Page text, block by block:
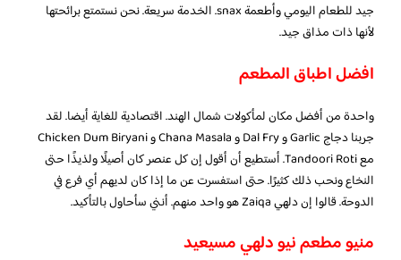
جيد للطعام اليومي وأطعمة snax. الخدمة سريعة. نحن نستمتع برائحتها
لأنها ذات مذاق جيد.
افضل اطباق المطعم
واحدة من أفضل مكان لمأكولات شمال الهند. اقتصادية للغاية أيضا. لقد
جربنا دجاج Garlic و Dal Fry و Chana Masala و Chicken Dum Biryani
مع Tandoori Roti. أستطيع أن أقول إن كل عنصر كان أصيلًا ولذيذًا حتى
النخاع ونحب ذلك كثيرًا. حتى استفسرت عن ما إذا كان لديهم أي فرع في
الدوحة. قالوا إن دلهي Zaiqa هو واحد منهم. أنني سأحاول بالتأكيد.
منيو مطعم نيو دلهي مسيعيد